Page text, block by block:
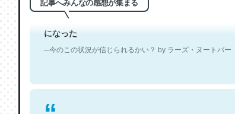
記事へみんなの感想が集まる
翻訳文体なせいかわからないけど、なぜかポール
になった
─今のこの状況が信じられるかい？ by ラーズ・ヌートバー
彼もまた「努力できる才能」があるんだなあ